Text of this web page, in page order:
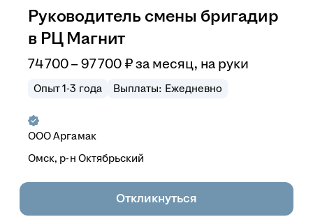
Руководитель смены бригадир
в РЦ Магнит
74 700–97 700 ₽ за месяц, на руки
Опыт 1-3 года Выплаты: Ежедневно
ОООАргамак
Омск, р-н Октябрьский
Откликнуться